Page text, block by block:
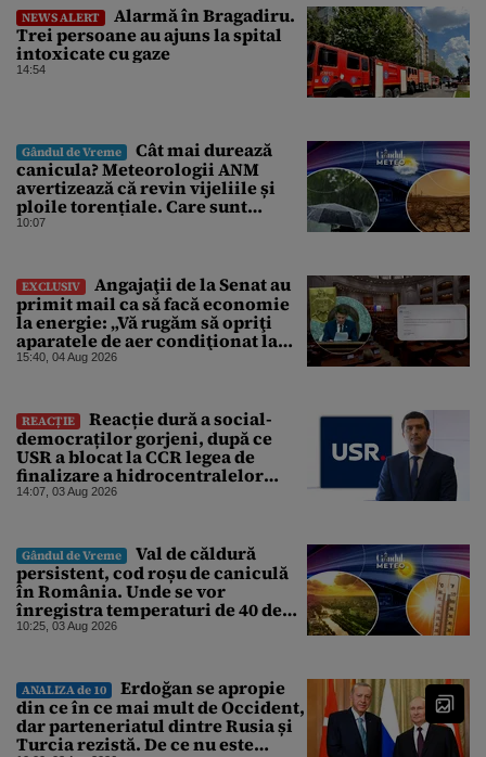
NEWS ALERT
Alarmă în Bragadiru.
Trei persoane au ajuns la spital
intoxicate cu gaze
14:54
Gândul de Vreme
Cât mai durează
canicula? Meteorologii ANM
avertizează că revin vijeliile și
ploile torențiale. Care sunt
zonele vizate, începând chiar de
10:07
EXCLUSIV
Angajaţii de la Senat au
primit mail ca să facă economie
la energie: „Vă rugăm să opriţi
aparatele de aer condiţionat la
sfârşitul programului”
15:40, 04 Aug 2026
REACȚIE
Reacție dură a social-
democraților gorjeni, după ce
USR a blocat la CCR legea de
finalizare a hidrocentralelor
abandonate. „Nu ne-ar surprinde
abătut o cupolă de foc”
14:07, 03 Aug 2026
Gândul de Vreme
Val de căldură
persistent, cod roșu de caniculă
în România. Unde se vor
înregistra temperaturi de 40 de
grade, potrivit ANM
10:25, 03 Aug 2026
ANALIZA de 10
Erdoğan se apropie
din ce în ce mai mult de Occident,
dar parteneriatul dintre Rusia și
Turcia rezistă. De ce nu este